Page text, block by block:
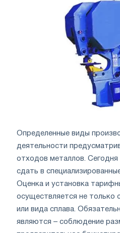
Определенные виды
деятельности
отходов металлов.
сдать в
Оценка и установка
осуществляется не только
или вида сплава.
являются – соблюдение